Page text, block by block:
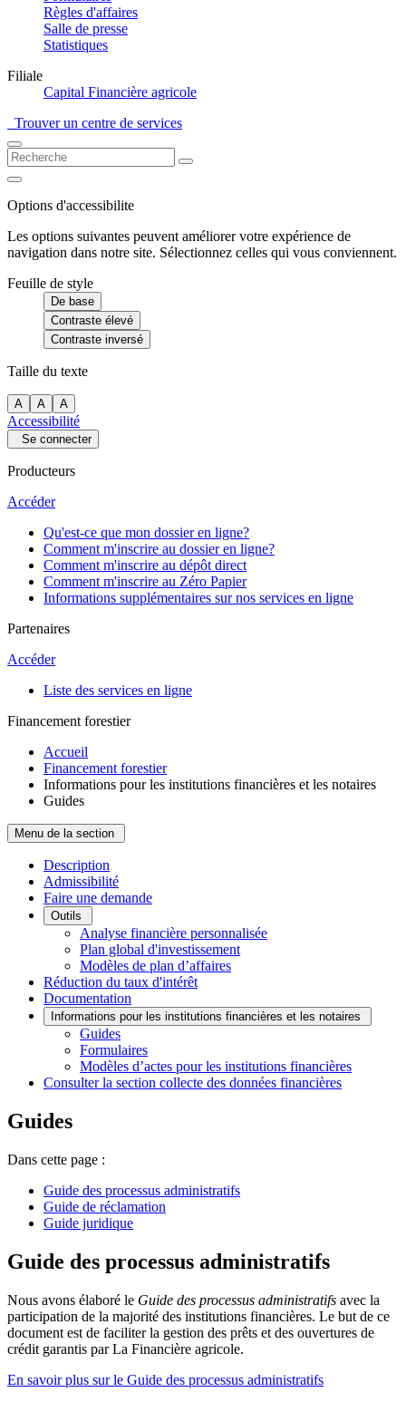
Règles d'affaires
Salle de presse
Statistiques
Filiale
Capital Financière agricole
Trouver un centre de services
Options d'accessibilite
Les options suivantes peuvent améliorer votre expérience de
navigation dans notre site. Sélectionnez celles qui vous conviennent.
Feuille de style
De base
Contraste élevé
Contraste inversé
Taille du texte
A A A
Accessibilité
Se connecter
Producteurs
Accéder
Qu'est-ce que mon dossier en ligne?
Comment m'inscrire au dossier en ligne?
Comment m'inscrire au dépôt direct
Comment m'inscrire au Zéro Papier
Informations supplémentaires sur nos services en ligne
Partenaires
Accéder
Liste des services en ligne
Financement forestier
Accueil
Financement forestier
Informations pour les institutions financières et les notaires
Guides
Menu de la section
Description
Admissibilité
Faire une demande
Outils
Analyse financière personnalisée
Plan global d'investissement
Modèles de plan d’affaires
Réduction du taux d'intérêt
Documentation
Informations pour les institutions financières et les notaires
Guides
Formulaires
Modèles d’actes pour les institutions financières
Consulter la section collecte des données financières
Guides
Dans cette page :
Guide des processus administratifs
Guide de réclamation
Guide juridique
Guide des processus administratifs
Nous avons élaboré le Guide des processus administratifs avec la
participation de la majorité des institutions financières. Le but de ce
document est de faciliter la gestion des prêts et des ouvertures de
crédit garantis par La Financière agricole.
En savoir plus sur le Guide des processus administratifs